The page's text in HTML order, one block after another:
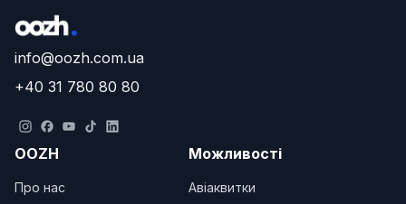
info@oozh.com.ua
+40 31 780 80 80
OOZH
Про нас
Можливості
Авіаквитки